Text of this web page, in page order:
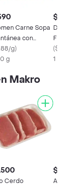
Carne Sopa
con
g)
g
$
(
1 x
Makro
Cerdo
$
Aro